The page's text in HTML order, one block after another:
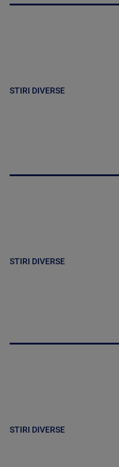
STIRI DIVERSE
STIRI DIVERSE
STIRI DIVERSE